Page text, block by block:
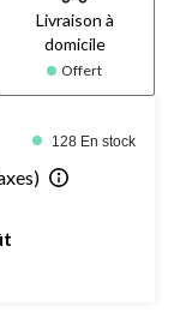
Livraison à
domicile
Offert
128 En stock